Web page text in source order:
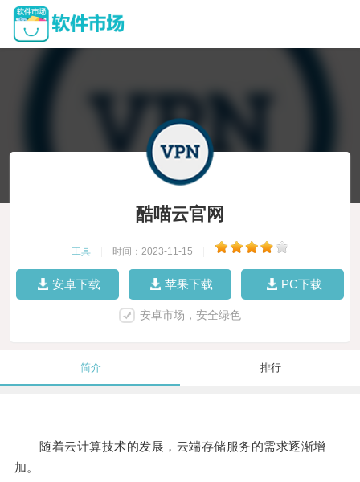
酷喵云官网
工具 时间：2023-11-15
安卓下载 苹果下载 PC下载
安卓市场，安全绿色
简介 排行
随着云计算技术的发展，云端存储服务的需求逐渐增
加。